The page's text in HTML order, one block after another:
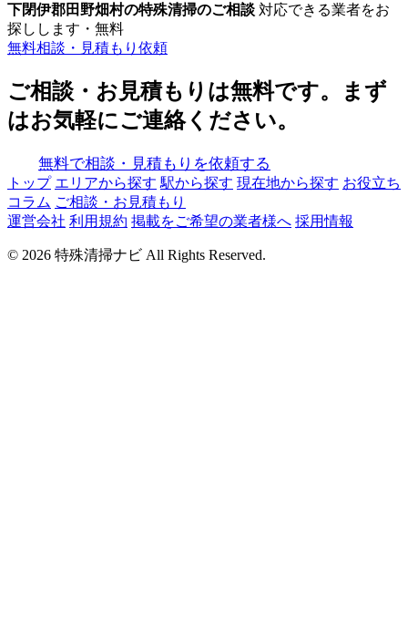
下閉伊郡田野畑村の特殊清掃のご相談 対応できる業者をお
探しします・無料
無料相談・見積もり依頼
ご相談・お見積もりは無料です。まず
はお気軽にご連絡ください。
無料で相談・見積もりを依頼する
トップ エリアから探す 駅から探す 現在地から探す お役立ち
コラム ご相談・お見積もり
運営会社 利用規約 掲載をご希望の業者様へ 採用情報
© 2026 特殊清掃ナビ All Rights Reserved.